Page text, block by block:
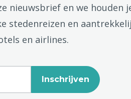
nieuwsbrief en we houden
stedenreizen en
en airlines.
Inschrijven